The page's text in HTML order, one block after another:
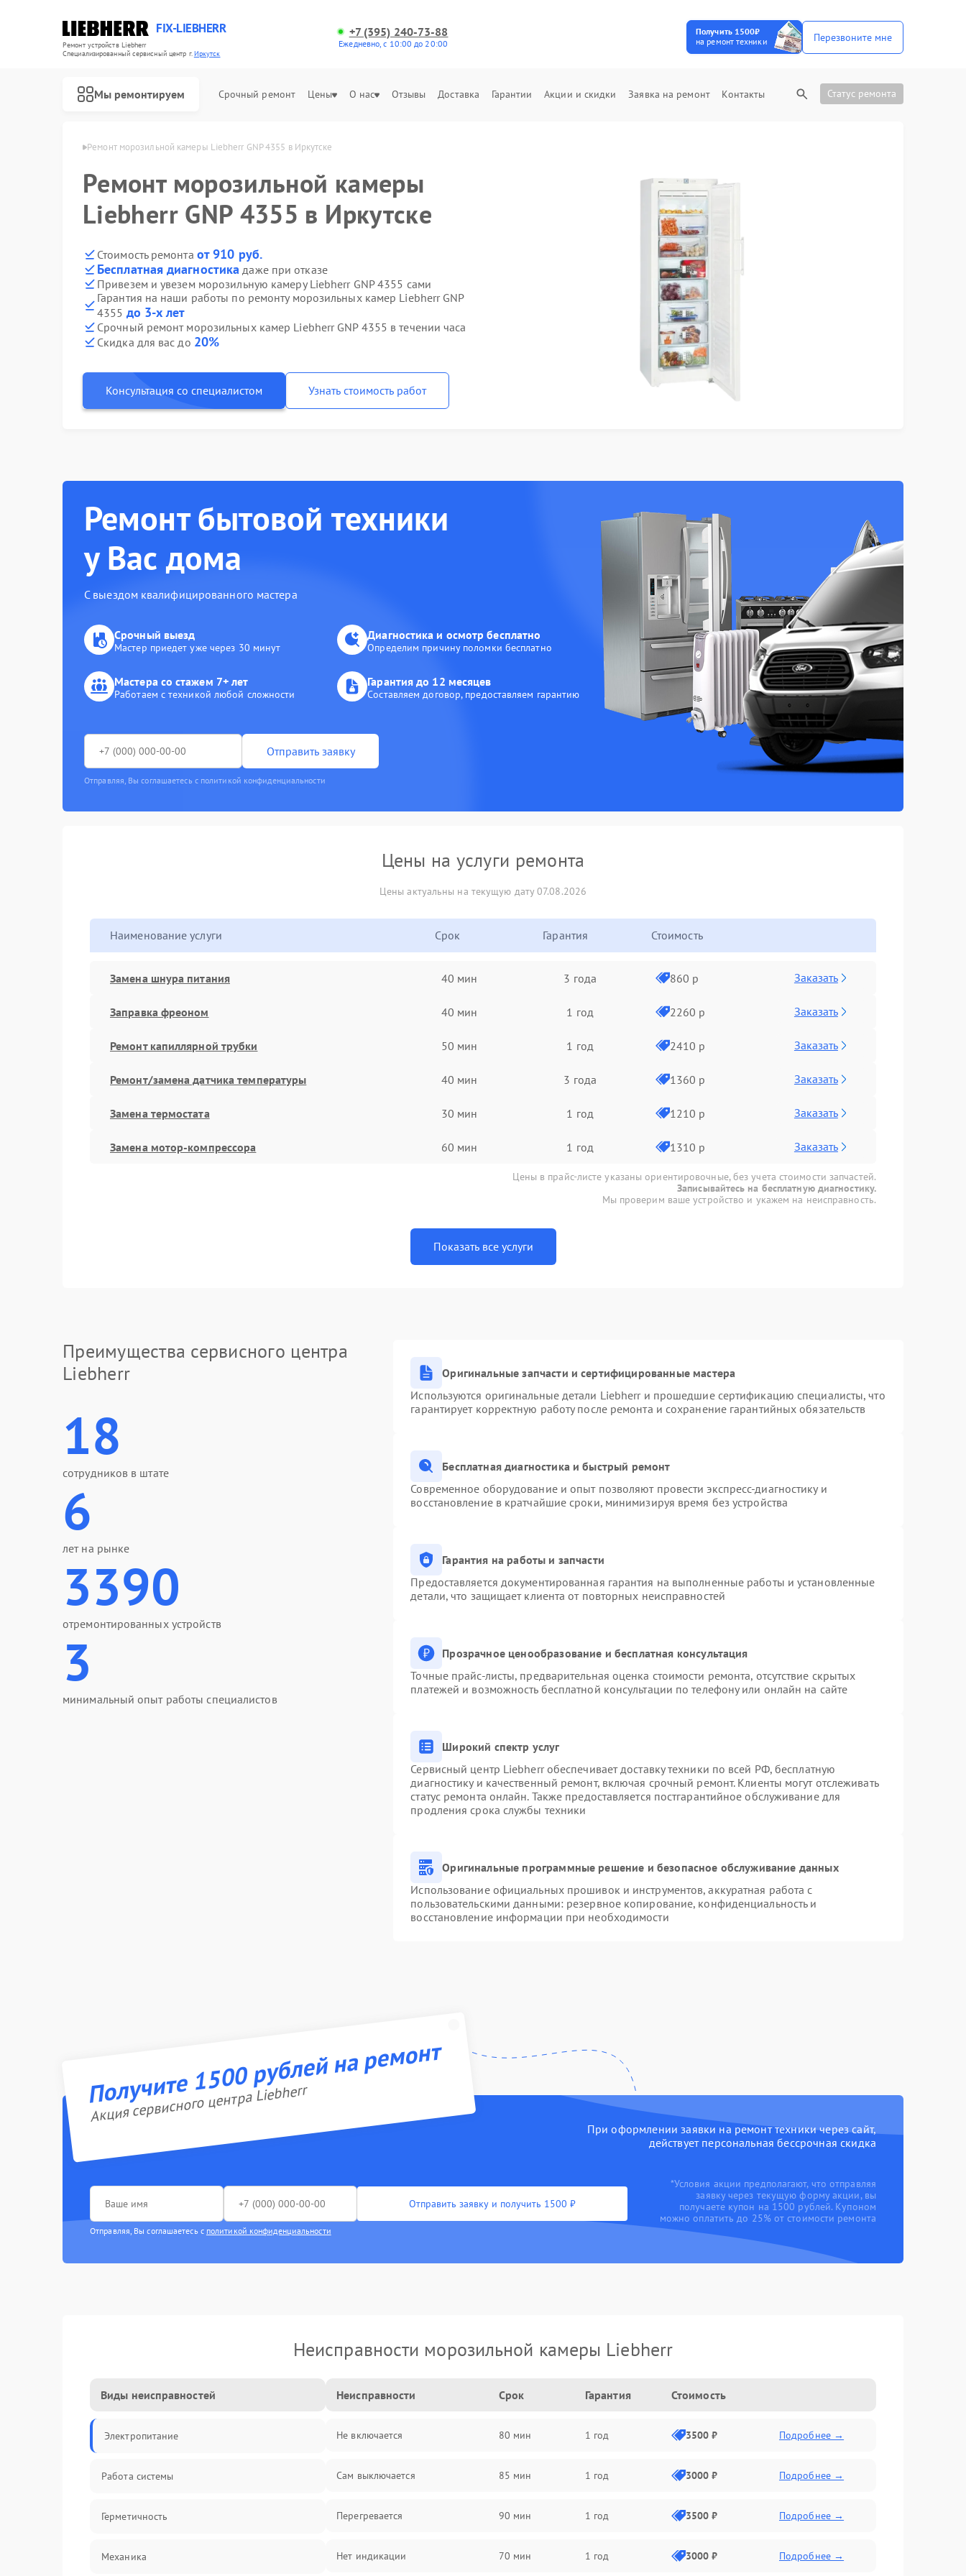
FIX-LIEBHERR
Ремонт устройств Liebherr
Специализированный cервисный центр г.Иркутск
+7 (395) 240-73-88
Ежедневно, с 10:00 до 20:00
Получить 1500₽
на ремонт техники
Перезвоните мне
Мы ремонтируем Срочный ремонт Цены О нас Отзывы Доставка Гарантии Акции и скидки Заявка на ремонт Контакты Статус ремонта
в Иркутске Ремонт морозильной камеры Liebherr GNP 4355 в Иркутске
Ремонт морозильной камеры
Liebherr GNP 4355 в Иркутске
Стоимость ремонта от 910 руб.
Бесплатная диагностика даже при отказе
Привезем и увезем морозильную камеру Liebherr GNP 4355 сами
Гарантия на наши работы по ремонту морозильных камер Liebherr GNP
4355 до 3-х лет
Срочный ремонт морозильных камер Liebherr GNP 4355 в течении часа
Скидка для вас до 20%
Консультация со специалистом Узнать стоимость работ
Ремонт бытовой техники
у Вас дома
С выездом квалифицированного мастера
Срочный выезд
Мастер приедет уже через 30 минут
Диагностика и осмотр бесплатно
Определим причину поломки бесплатно
Мастера со стажем 7+ лет
Работаем с техникой любой сложности
Гарантия до 12 месяцев
Составляем договор, предоставляем гарантию
Отправить заявку
Отправляя, Вы соглашаетесь с политикой конфиденциальности
Цены на услуги ремонта
Цены актуальны на текущую дату 07.08.2026
Наименование услуги Срок Гарантия Стоимость
Замена шнура питания 40 мин 3 года 860 р Заказать
Заправка фреоном 40 мин 1 год 2260 р Заказать
Ремонт капиллярной трубки 50 мин 1 год 2410 р Заказать
Ремонт/замена датчика температуры 40 мин 3 года 1360 р Заказать
Замена термостата 30 мин 1 год 1210 р Заказать
Замена мотор-компрессора 60 мин 1 год 1310 р Заказать
Цены в прайс-листе указаны ориентировочные, без учета стоимости запчастей.
Записывайтесь на бесплатную диагностику.
Мы проверим ваше устройство и укажем на неисправность.
Показать все услуги
Преимущества сервисного центра
Liebherr
18
сотрудников в штате
6
лет на рынке
3390
отремонтированных устройств
3
минимальный опыт работы специалистов
Оригинальные запчасти и сертифицированные мастера
Используются оригинальные детали Liebherr и прошедшие сертификацию специалисты, что
гарантирует корректную работу после ремонта и сохранение гарантийных обязательств
Бесплатная диагностика и быстрый ремонт
Современное оборудование и опыт позволяют провести экспресс-диагностику и
восстановление в кратчайшие сроки, минимизируя время без устройства
Гарантия на работы и запчасти
Предоставляется документированная гарантия на выполненные работы и установленные
детали, что защищает клиента от повторных неисправностей
Прозрачное ценообразование и бесплатная консультация
Точные прайс-листы, предварительная оценка стоимости ремонта, отсутствие скрытых
платежей и возможность бесплатной консультации по телефону или онлайн на сайте
Широкий спектр услуг
Сервисный центр Liebherr обеспечивает доставку техники по всей РФ, бесплатную
диагностику и качественный ремонт, включая срочный ремонт. Клиенты могут отслеживать
статус ремонта онлайн. Также предоставляется постгарантийное обслуживание для
продления срока службы техники
Оригинальные программные решение и безопасное обслуживание данных
Использование официальных прошивок и инструментов, аккуратная работа с
пользовательскими данными: резервное копирование, конфиденциальность и
восстановление информации при необходимости
Получите 1500 рублей на ремонт
Акция сервисного центра Liebherr
При оформлении заявки на ремонт техники через сайт,
действует персональная бессрочная скидка
Отправить заявку и получить 1500 ₽
Отправляя, Вы соглашаетесь с политикой конфиденциальности
*Условия акции предполагают, что отправляя
заявку через текущую форму акции, вы
получаете купон на 1500 рублей. Купоном
можно оплатить до 25% от стоимости ремонта
Неисправности морозильной камеры Liebherr
Виды неисправностей
Электропитание
Работа системы
Герметичность
Механика
Неисправности Срок Гарантия Стоимость
Не включается 80 мин 1 год 3500 ₽ Подробнее →
Сам выключается 85 мин 1 год 3000 ₽ Подробнее →
Перегревается 90 мин 1 год 3500 ₽ Подробнее →
Нет индикации 70 мин 1 год 3000 ₽ Подробнее →